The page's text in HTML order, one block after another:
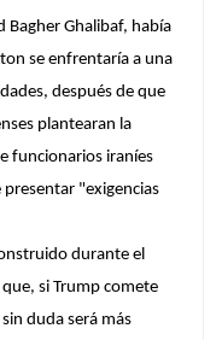
Bagher Ghalibaf, había
se enfrentaría a una
después de que
plantearan la
funcionarios iraníes
"exigencias
durante el
si Trump comete
duda será más